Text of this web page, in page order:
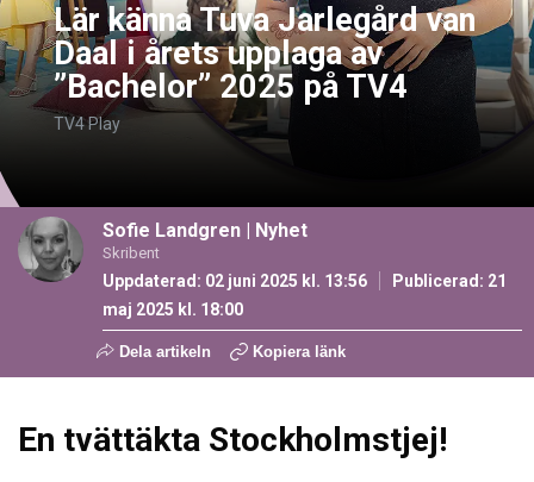
Lär känna Tuva Jarlegård van
Daal i årets upplaga av
”Bachelor” 2025 på TV4
TV4 Play
Sofie Landgren | Nyhet
Skribent
Uppdaterad: 02 juni 2025 kl. 13:56 Publicerad: 21
maj 2025 kl. 18:00
Dela artikeln Kopiera länk
En tvättäkta Stockholmstjej!